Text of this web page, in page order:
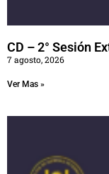
CD – 2° Sesión
7 agosto, 2026
Ver Mas »